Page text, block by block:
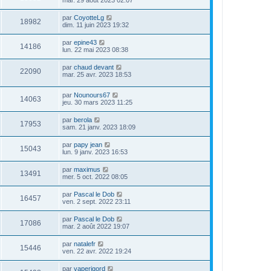
18982 par CoyotteLg
dim. 11 juin 2023 19:32
14186 par epine43
lun. 22 mai 2023 08:38
22090 par chaud devant
mar. 25 avr. 2023 18:53
14063 par Nounours67
jeu. 30 mars 2023 11:25
17953 par berola
sam. 21 janv. 2023 18:09
15043 par papy jean
lun. 9 janv. 2023 16:53
13491 par maximus
mer. 5 oct. 2022 08:05
16457 par Pascal le Dob
ven. 2 sept. 2022 23:11
17086 par Pascal le Dob
mar. 2 août 2022 19:07
15446 par natalefr
ven. 22 avr. 2022 19:24
par vaperigord